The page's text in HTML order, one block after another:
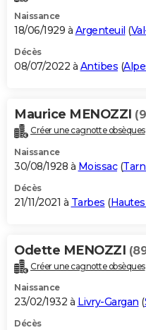
Naissance
18/06/1929 à Argenteuil (
Décès
08/07/2022 à Antibes (
Maurice MENOZZI
Créer une cagnotte obsèques
Naissance
30/08/1928 à Moissac(
Décès
21/11/2021 à Tarbes (
Odette MENOZZI
Créer une cagnotte obsèques
Naissance
23/02/1932 à Livry-Gargan (
Décès